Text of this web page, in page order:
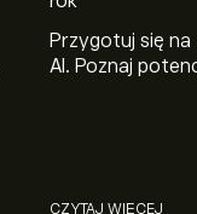
Przygotuj się
AI. Poznaj
CZYTAJ WIĘCEJ